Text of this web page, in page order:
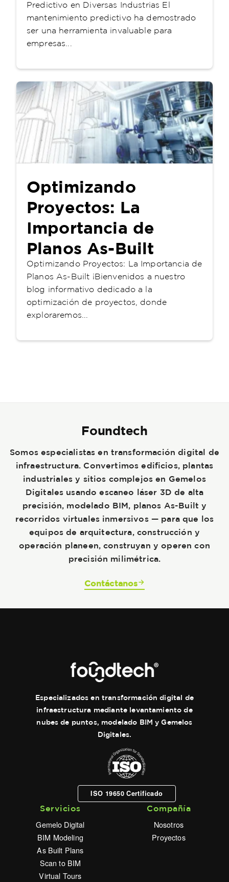
Predictivo en Diversas Industrias El
mantenimiento predictivo ha demostrado
ser una herramienta invaluable para
empresas...
Optimizando
Proyectos: La
Importancia de
Planos As-Built
Optimizando Proyectos: La Importancia de
Planos As-Built ¡Bienvenidos a nuestro
blog informativo dedicado a la
optimización de proyectos, donde
exploraremos...
Foundtech
Somos especialistas en transformación digital de
infraestructura. Convertimos edificios, plantas
industriales y sitios complejos en Gemelos
Digitales usando escaneo láser 3D de alta
precisión, modelado BIM, planos As-Built y
recorridos virtuales inmersivos — para que los
equipos de arquitectura, construcción y
operación planeen, construyan y operen con
precisión milimétrica.
Contáctanos
Especializados en transformación digital de
infraestructura mediante levantamiento de
nubes de puntos, modelado BIM y Gemelos
Digitales.
ISO 19650 Certificado
Servicios
Gemelo Digital
BIM Modeling
As Built Plans
Scan to BIM
Virtual Tours
Compañía
Nosotros
Proyectos